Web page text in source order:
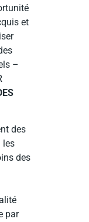
et
–
des
les
des
par